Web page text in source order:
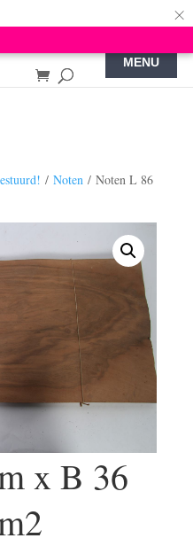
×
/ Noten/ Noten L 86
x B 36